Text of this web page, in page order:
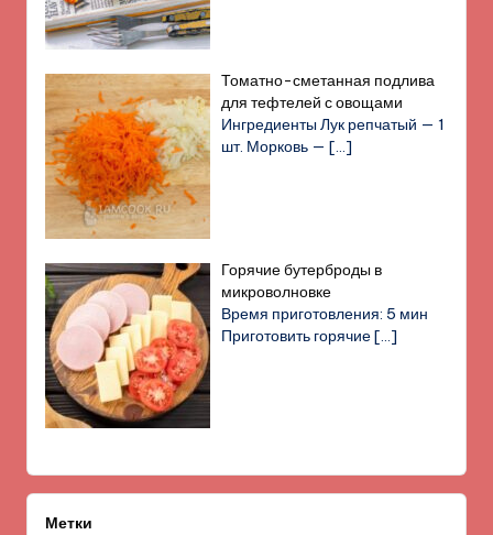
Томатно-сметанная подлива
для тефтелей с овощами
Ингредиенты Лук репчатый — 1
шт. Морковь —[…]
Горячие бутерброды в
микроволновке
Время приготовления: 5 мин
Приготовить горячие[…]
Метки